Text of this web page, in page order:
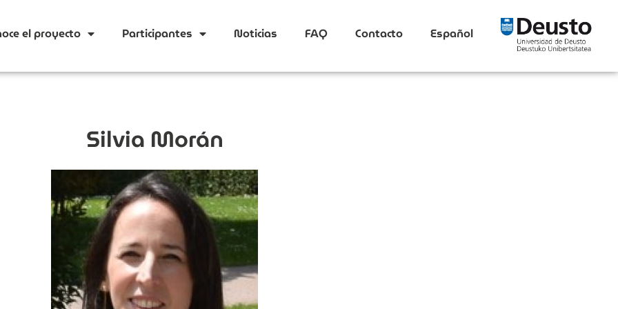
el proyecto Participantes Noticias FAQ Contacto Español
Silvia Morán